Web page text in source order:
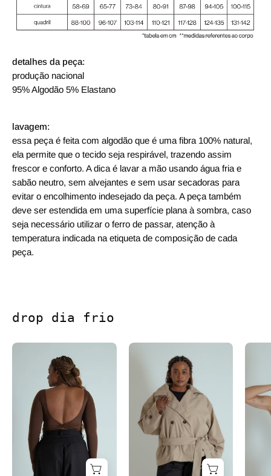
detalhes da peça:
produção nacional
95% Algodão 5% Elastano
lavagem:
essa peça é feita com algodão que é uma fibra 100% natural,
ela permite que o tecido seja respirável, trazendo assim
frescor e conforto. A dica é lavar a mão usando água fria e
sabão neutro, sem alvejantes e sem usar secadoras para
evitar o encolhimento indesejado da peça. A peça também
deve ser estendida em uma superfície plana à sombra, caso
seja necessário utilizar o ferro de passar, atenção à
temperatura indicada na etiqueta de composição de cada
peça.
drop dia frio
blusa decote costas manga longa dedinho
casaco trench coat